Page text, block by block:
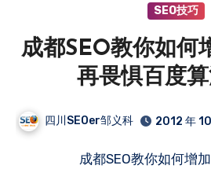
SEO技巧
成都SEO教你如何
再畏惧百度
四川SEOer邹义科 2012 年
成都SEO教你如何增